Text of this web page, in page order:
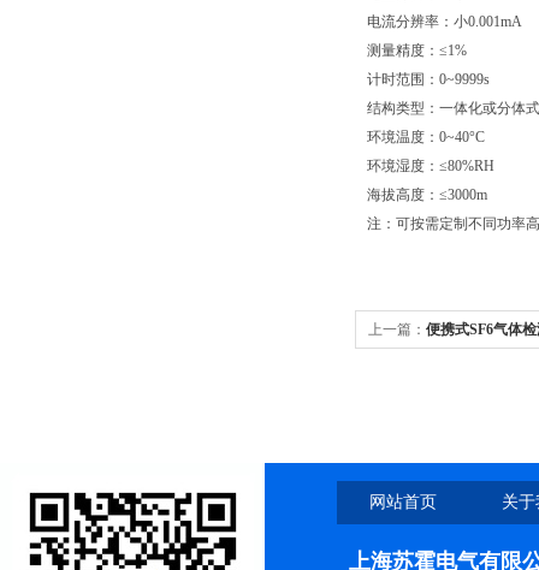
电流分辨率：小0.001mA
测量精度：≤1%
计时范围：0~9999s
结构类型：一体化或分体式
环境温度：0~40°C
环境湿度：≤80%RH
海拔高度：≤3000m
注：可按需定制不同功率
上一篇： 便携式SF6气体
网站首页 关
上海苏霍电气有限